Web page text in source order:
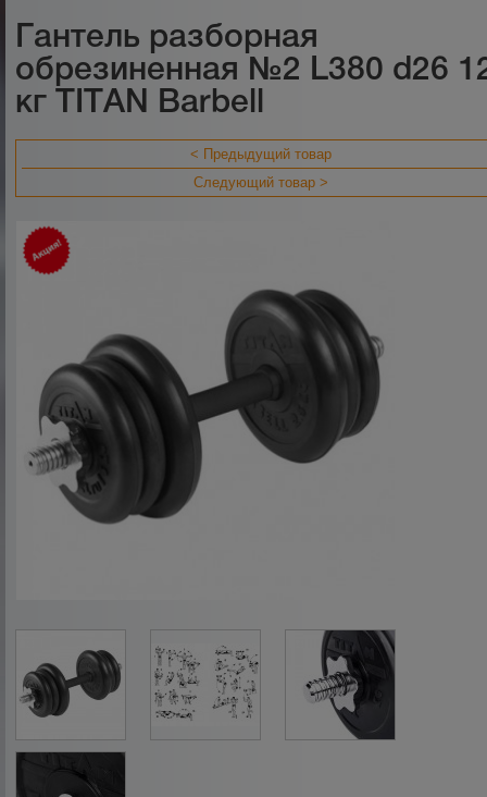
Гантель разборная
обрезиненная №2 L380 d26
кг TITAN Barbell
< Предыдущий товар
Следующий товар >